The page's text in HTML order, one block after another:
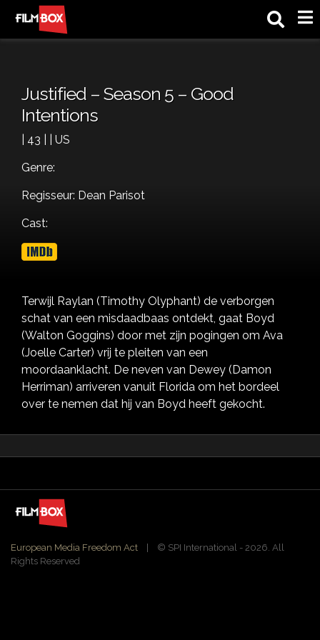
Justified – Season 5 – Good
Intentions
| 43 | | US
Genre:
Regisseur: Dean Parisot
Cast:
Terwijl Raylan (Timothy Olyphant) de verborgen
schat van een misdaadbaas ontdekt, gaat Boyd
(Walton Goggins) door met zijn pogingen om Ava
(Joelle Carter) vrij te pleiten van een
moordaanklacht. De neven van Dewey (Damon
Herriman) arriveren vanuit Florida om het bordeel
over te nemen dat hij van Boyd heeft gekocht.
European Media Freedom Act | ©️ SPI International - 2026. All
Rights Reserved